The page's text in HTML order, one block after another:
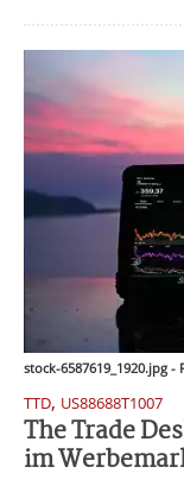
stock-6587619_1920.jpg -
TTD, US88688T1007
The Trade
im